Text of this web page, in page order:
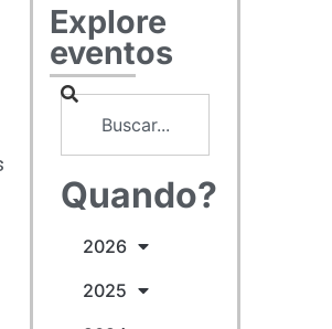
Explore
eventos
Quando?
2026
2025